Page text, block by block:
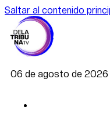
Saltar al contenido
06 de agosto de 2026